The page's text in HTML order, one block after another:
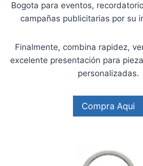
Bogota para eventos,
campañas publicitarias por su
Finalmente, combina rapidez,
excelente presentación para
personalizadas.
Compra Aqui